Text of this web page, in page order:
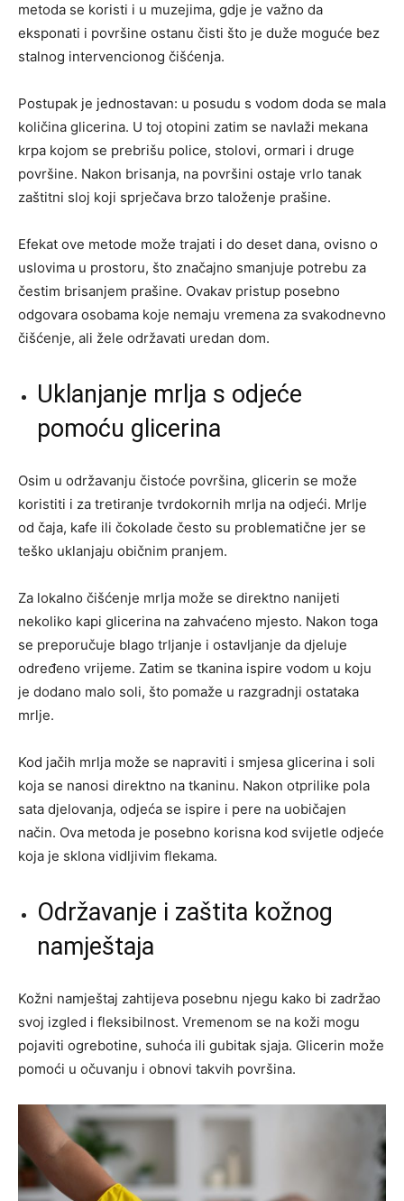
metoda se koristi i u muzejima, gdje je važno da
eksponati i površine ostanu čisti što je duže moguće bez
stalnog intervencionog čišćenja.
Postupak je jednostavan: u posudu s vodom doda se mala
količina glicerina. U toj otopini zatim se navlaži mekana
krpa kojom se prebrišu police, stolovi, ormari i druge
površine. Nakon brisanja, na površini ostaje vrlo tanak
zaštitni sloj koji sprječava brzo taloženje prašine.
Efekat ove metode može trajati i do deset dana, ovisno o
uslovima u prostoru, što značajno smanjuje potrebu za
čestim brisanjem prašine. Ovakav pristup posebno
odgovara osobama koje nemaju vremena za svakodnevno
čišćenje, ali žele održavati uredan dom.
Uklanjanje mrlja s odjeće
pomoću glicerina
Osim u održavanju čistoće površina, glicerin se može
koristiti i za tretiranje tvrdokornih mrlja na odjeći. Mrlje
od čaja, kafe ili čokolade često su problematične jer se
teško uklanjaju običnim pranjem.
Za lokalno čišćenje mrlja može se direktno nanijeti
nekoliko kapi glicerina na zahvaćeno mjesto. Nakon toga
se preporučuje blago trljanje i ostavljanje da djeluje
određeno vrijeme. Zatim se tkanina ispire vodom u koju
je dodano malo soli, što pomaže u razgradnji ostataka
mrlje.
Kod jačih mrlja može se napraviti i smjesa glicerina i soli
koja se nanosi direktno na tkaninu. Nakon otprilike pola
sata djelovanja, odjeća se ispire i pere na uobičajen
način. Ova metoda je posebno korisna kod svijetle odjeće
koja je sklona vidljivim flekama.
Održavanje i zaštita kožnog
namještaja
Kožni namještaj zahtijeva posebnu njegu kako bi zadržao
svoj izgled i fleksibilnost. Vremenom se na koži mogu
pojaviti ogrebotine, suhoća ili gubitak sjaja. Glicerin može
pomoći u očuvanju i obnovi takvih površina.